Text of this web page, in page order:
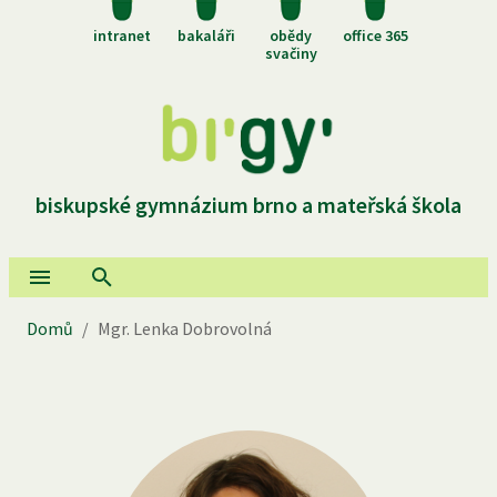
intranet bakaláři
obědy
svačiny
office 365
biskupské gymnázium brno a mateřská škola
Domů / Mgr. Lenka Dobrovolná